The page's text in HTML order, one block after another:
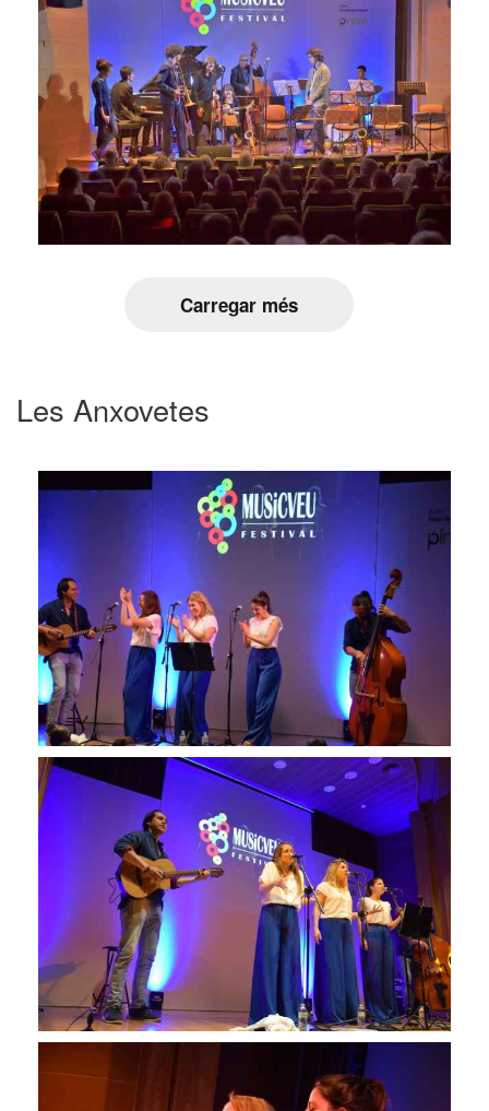
Carregar més
Les Anxovetes